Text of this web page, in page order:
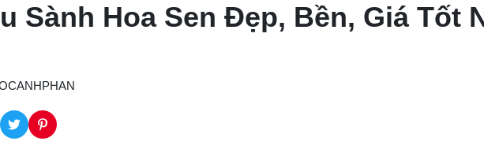
Sành Hoa Sen Đẹp, Bền, Giá Tốt